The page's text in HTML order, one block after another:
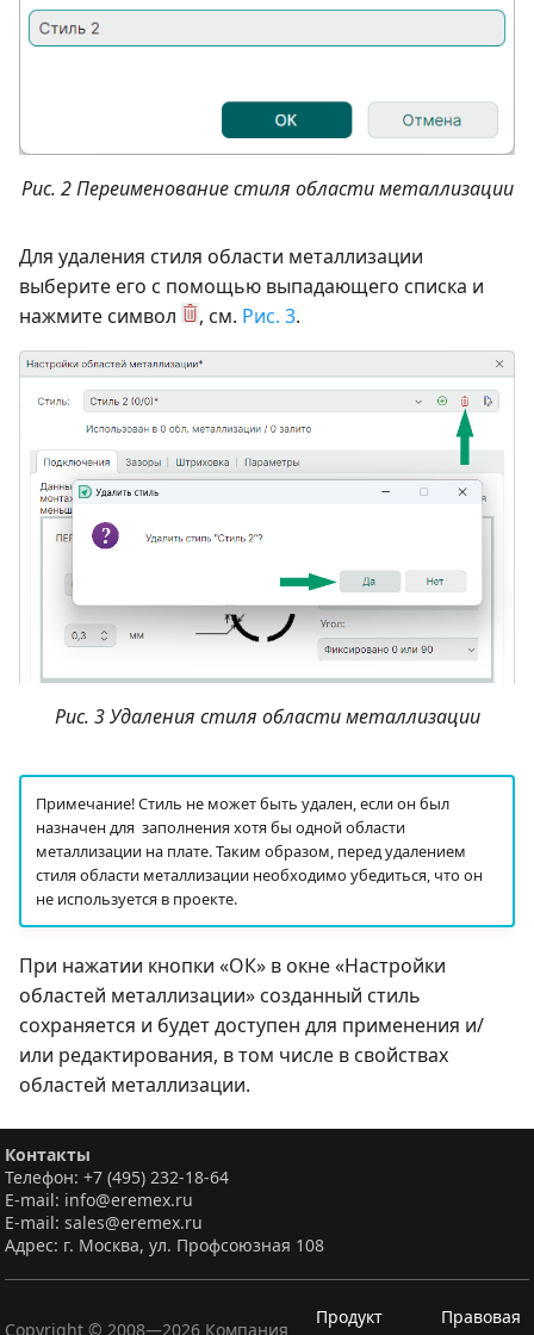
Рис. 2 Переименование стиля области металлизации
Для удаления стиля области металлизации
выберите его с помощью выпадающего списка и
нажмите символ
, см. Рис. 3.
Рис. 3 Удаления стиля области металлизации
Примечание! Стиль не может быть удален, если он был
назначен для заполнения хотя бы одной области
металлизации на плате. Таким образом, перед удалением
стиля области металлизации необходимо убедиться, что он
не используется в проекте.
При нажатии кнопки «ОК» в окне «Настройки
областей металлизации» созданный стиль
сохраняется и будет доступен для применения и/
или редактирования, в том числе в свойствах
областей металлизации.
Контакты
Телефон: +7 (495) 232-18-64
E-mail: info@eremex.ru
E-mail: sales@eremex.ru
Адрес: г. Москва, ул. Профсоюзная 108
Copyright © 2008—2026 Компания
Продукт
Правовая